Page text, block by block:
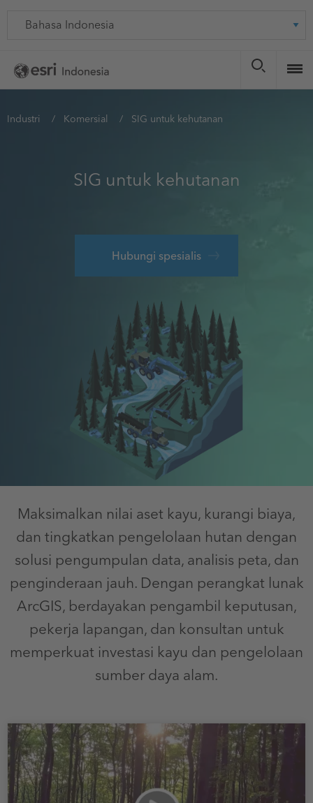
content
Language
You
Industri Komersial SIG untuk kehutanan
SIG untuk kehutanan
Hubungi spesialis
Maksimalkan nilai aset kayu, kurangi biaya,
dan tingkatkan pengelolaan hutan dengan
solusi pengumpulan data, analisis peta, dan
penginderaan jauh. Dengan perangkat lunak
ArcGIS, berdayakan pengambil keputusan,
pekerja lapangan, dan konsultan untuk
memperkuat investasi kayu dan pengelolaan
sumber daya alam.